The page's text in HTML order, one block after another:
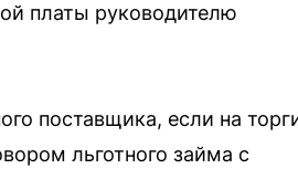
платы руководителю
поставщика, если на
льготного займа с